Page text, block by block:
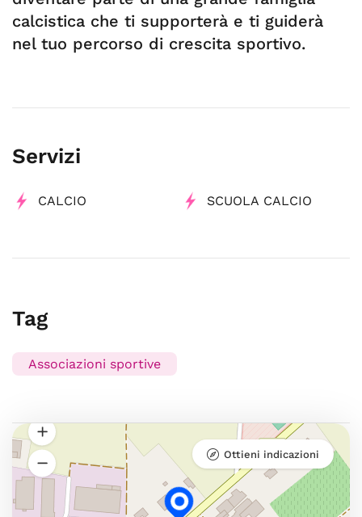
calcistica che ti supporterà e ti guiderà
nel tuo percorso di crescita sportivo.
Servizi
CALCIO SCUOLA CALCIO
Tag
Associazioni sportive
Ottieni indicazioni